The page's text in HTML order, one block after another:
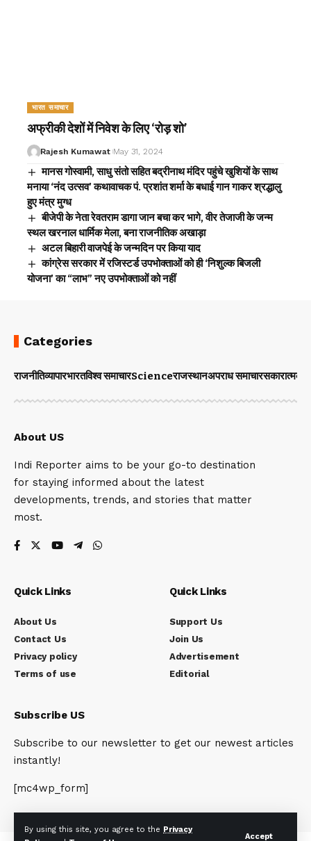
By using this site, you agree to the Privacy
Accept
भारत समाचार
अफ्रीकी देशों में निवेश के लिए ‘रोड़ शो’
Rajesh Kumawat May 31, 2024
मानस गोस्वामी, साधु संतो सहित बद्रीनाथ मंदिर पहुंचे खुशियों के साथ
मनाया ‘नंद उत्सव’ कथावाचक पं. प्रशांत शर्मा के बधाई गान गाकर श्रद्धालु
हुए मंत्र मुग्ध
बीजेपी के नेता रेवतराम डागा जान बचा कर भागे, वीर तेजाजी के जन्म
स्थल खरनाल धार्मिक मेला, बना राजनीतिक अखाड़ा
अटल बिहारी वाजपेई के जन्मदिन पर किया याद
कांग्रेस सरकार में रजिस्टर्ड उपभोक्ताओं को ही ‘निशुल्क बिजली
योजना’ का “लाभ” नए उपभोक्ताओं को नहीं
Categories
राजनीतिव्यापारभारतविश्व समाचारScienceराजस्थानअपराध समाचारसकारात्मक
About US
Indi Reporter aims to be your go-to destination
for staying informed about the latest
developments, trends, and stories that matter
most.
Quick Links
About Us
Contact Us
Privacy policy
Terms of use
Quick Links
Support Us
Join Us
Advertisement
Editorial
Subscribe US
Subscribe to our newsletter to get our newest articles
instantly!
[mc4wp_form]